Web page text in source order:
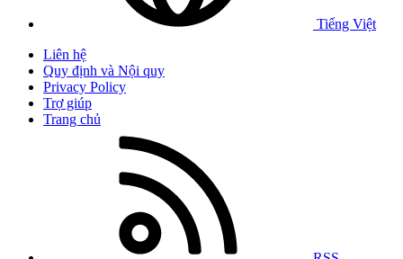
Tiếng Việt
Liên hệ
Quy định và Nội quy
Privacy Policy
Trợ giúp
Trang chủ